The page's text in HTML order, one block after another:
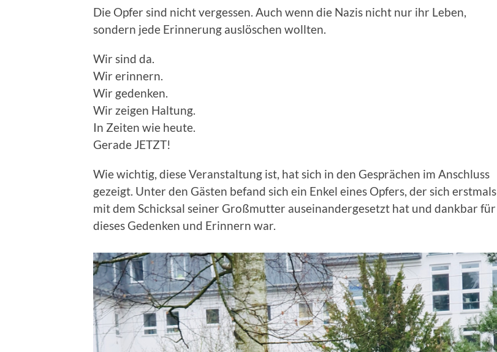
Die Opfer sind nicht vergessen. Auch wenn die Nazis nicht nur ihr Leben,
sondern jede Erinnerung auslöschen wollten.
Wir sind da.
Wir erinnern.
Wir gedenken.
Wir zeigen Haltung.
In Zeiten wie heute.
Gerade JETZT!
Wie wichtig, diese Veranstaltung ist, hat sich in den Gesprächen im Anschluss
gezeigt. Unter den Gästen befand sich ein Enkel eines Opfers, der sich erstmals
mit dem Schicksal seiner Großmutter auseinandergesetzt hat und dankbar für
dieses Gedenken und Erinnern war.